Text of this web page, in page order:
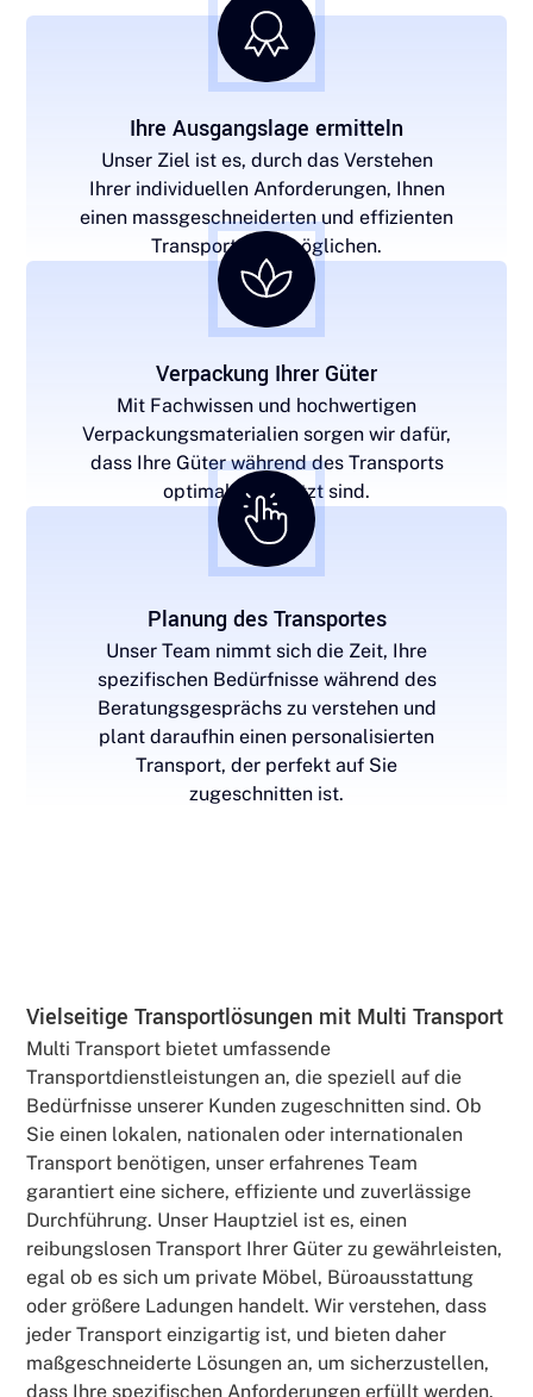
Ihre Ausgangslage ermitteln
Unser Ziel ist es, durch das Verstehen
Ihrer individuellen Anforderungen, Ihnen
einen massgeschneiderten und effizienten
Transport zu ermöglichen.
Verpackung Ihrer Güter
Mit Fachwissen und hochwertigen
Verpackungsmaterialien sorgen wir dafür,
dass Ihre Güter während des Transports
optimal geschützt sind.
Planung des Transportes
Unser Team nimmt sich die Zeit, Ihre
spezifischen Bedürfnisse während des
Beratungsgesprächs zu verstehen und
plant daraufhin einen personalisierten
Transport, der perfekt auf Sie
zugeschnitten ist.
Vielseitige Transportlösungen mit Multi Transport
Multi Transport bietet umfassende
Transportdienstleistungen an, die speziell auf die
Bedürfnisse unserer Kunden zugeschnitten sind. Ob
Sie einen lokalen, nationalen oder internationalen
Transport benötigen, unser erfahrenes Team
garantiert eine sichere, effiziente und zuverlässige
Durchführung. Unser Hauptziel ist es, einen
reibungslosen Transport Ihrer Güter zu gewährleisten,
egal ob es sich um private Möbel, Büroausstattung
oder größere Ladungen handelt. Wir verstehen, dass
jeder Transport einzigartig ist, und bieten daher
maßgeschneiderte Lösungen an, um sicherzustellen,
dass Ihre spezifischen Anforderungen erfüllt werden.